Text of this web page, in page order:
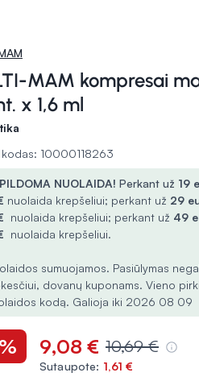
MAM kompresai
x 1,6 ml
kodas: 10000118263
NUOLAIDA! Perkant už 19
nuolaida krepšeliui; perkant už 29
nuolaida krepšeliui; perkant už 49
nuolaida krepšeliui.
sumuojamos. Pasiūlymas
dovanų kuponams. Vieno
kodą. Galioja iki 2026 08 09
9,08 € 10,69 €
Sutaupote: 1,61 €